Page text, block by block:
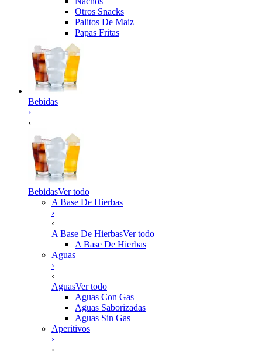
Otros Snacks
Palitos De Maiz
Papas Fritas
Bebidas
›
‹
BebidasVer todo
A Base De Hierbas
›
‹
A Base De HierbasVer todo
A Base De Hierbas
Aguas
›
‹
AguasVer todo
Aguas Con Gas
Aguas Saborizadas
Aguas Sin Gas
Aperitivos
›